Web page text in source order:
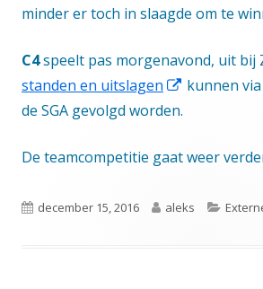
minder er toch in slaagde om te
C4speelt pas morgenavond, uit bij
standen en uitslagen
Opent
nieuw
kunnen
de SGA gevolgd worden.
De teamcompetitie gaat weer
Gepubliceerd
december 15, 2016 Auteur
aleks